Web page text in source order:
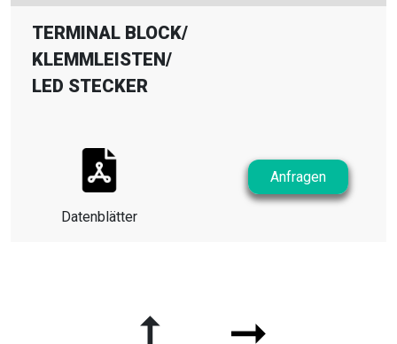
TERMINAL BLOCK/
KLEMMLEISTEN/
LED STECKER
Datenblätter
Anfragen
➞ ➞